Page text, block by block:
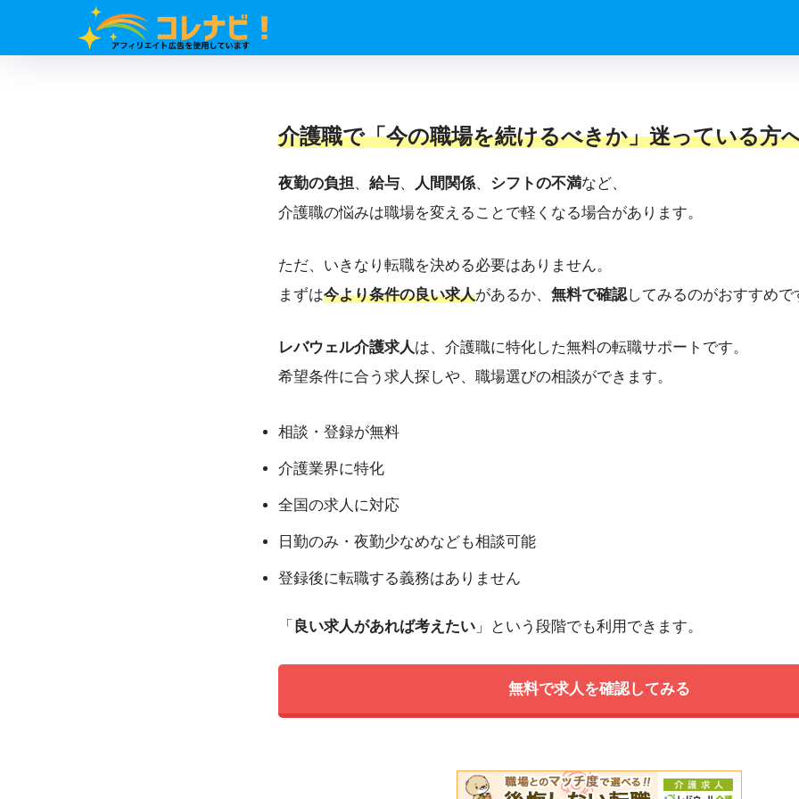
介護職で「今の職場を続けるべきか」迷っている方
夜勤の負担、 給与、 人間関係、 シフトの不満など、
介護職の悩みは職場を変えることで軽くなる場合があります。
ただ、いきなり転職を決める必要はありません。
まずは今より条件の良い求人があるか、 無料で確認してみるのがおすすめで
レバウェル介護求人は、介護職に特化した無料の転職サポートです。
希望条件に合う求人探しや、職場選びの相談ができます。
相談・登録が無料
介護業界に特化
全国の求人に対応
日勤のみ・夜勤少なめなども相談可能
登録後に転職する義務はありません
「 良い求人があれば考えたい 」という段階でも利用できます。
無料で求人を確認してみる